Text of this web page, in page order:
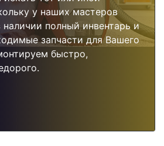
у наших мастеров
наличии полный инвентарь и
запчасти для Вашего
быстро,